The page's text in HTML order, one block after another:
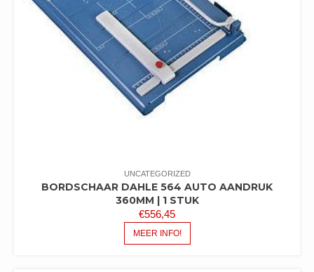
UNCATEGORIZED
BORDSCHAAR DAHLE 564 AUTO AANDRUK
360MM | 1 STUK
€556,45
MEER INFO!